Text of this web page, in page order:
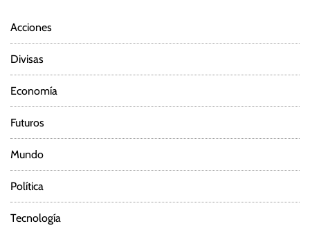
Acciones
Divisas
Economía
Futuros
Mundo
Política
Tecnología